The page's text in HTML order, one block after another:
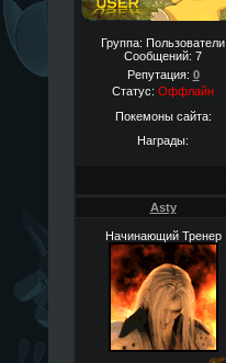
Группа: Пользователи
Сообщений: 7
Репутация: 0
Статус: Оффлайн
Покемоны сайта:
Награды:
Asty
Начинающий Тренер